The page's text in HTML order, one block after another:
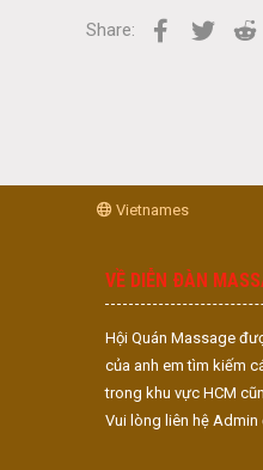
Share: Facebook
Twitter
Vietnames
VỀ DIỄN ĐÀN
Hội Quán Massage
của anh em tìm kiếm
trong khu vực HCM
Vui lòng liên hệ Admin